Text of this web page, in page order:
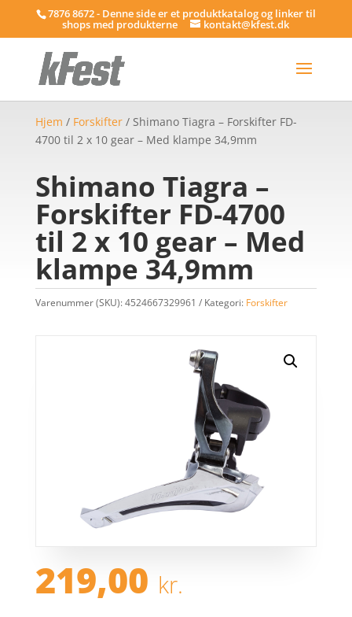
7876 8672 - Denne side er et produktkatalog og linker til
shops med produkterne kontakt@kfest.dk
Hjem / Forskifter/ Shimano Tiagra – Forskifter FD-
4700 til 2 x 10 gear – Med klampe 34,9mm
Shimano Tiagra –
Forskifter FD-4700
til 2 x 10 gear – Med
klampe 34,9mm
Varenummer (SKU):4524667329961 Kategori: Forskifter
219,00 kr.